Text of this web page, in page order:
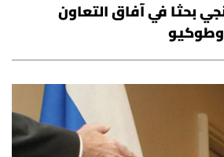
بحثا في آفاق التعاون
وطوكيو